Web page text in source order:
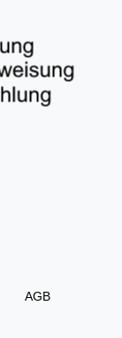
AGB